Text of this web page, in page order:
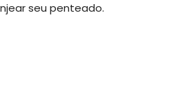
seu penteado.